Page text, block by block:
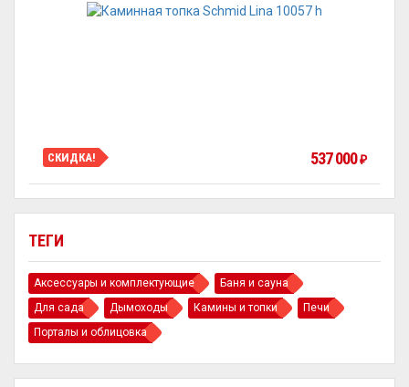
ТЕГИ
Аксессуары и комплектующие
Баня и сауна
Для сада
Дымоходы Камины и топки
Печи
Порталы и облицовка
СКИДКА! 537 000₽